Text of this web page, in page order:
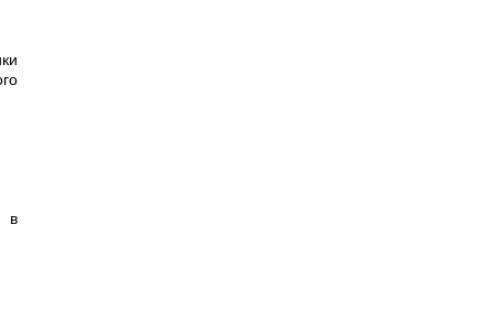
в